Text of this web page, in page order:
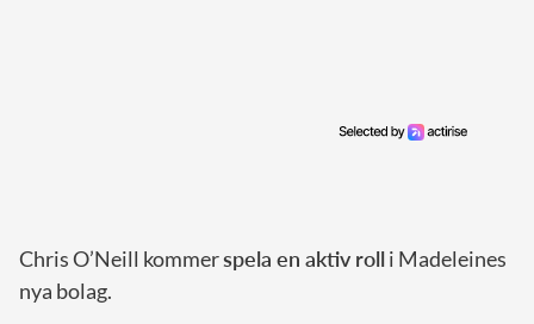
Chris O’Neill kommerspela en aktiv rolli Madeleines
nya bolag.